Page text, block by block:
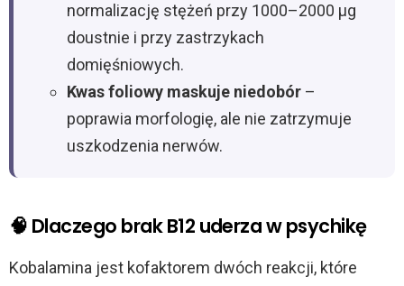
normalizację stężeń przy 1000–2000 µg
doustnie i przy zastrzykach
domięśniowych.
Kwas foliowy maskuje niedobór –
poprawia morfologię, ale nie zatrzymuje
uszkodzenia nerwów.
🧠 Dlaczego brak B12 uderza w psychikę
Kobalamina jest kofaktorem dwóch reakcji, które